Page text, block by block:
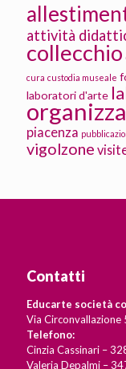
attività
collecchio
cura custodia museale
laboratori d'arte
piacenza
vigolzone
Contatti
Educarte società
Via Circonvallazione
Telefono:
Cinzia Cassinari –
Valeria Depalmi –